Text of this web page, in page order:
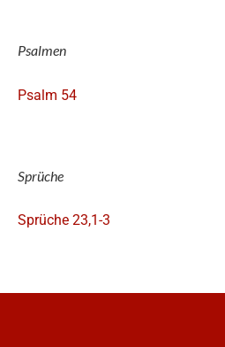
Psalmen
Psalm 54
Sprüche
Sprüche 23,1-3